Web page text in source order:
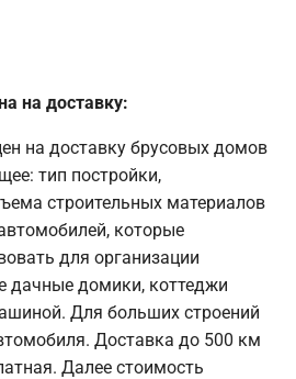
на доставку:
на доставку брусовых домов
тип постройки,
строительных материалов
которые
для организации
дачные домики, коттеджи
Для больших строений
Доставка до 500 км
Далее стоимость